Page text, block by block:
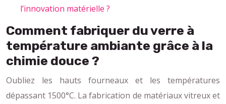
l’innovation matérielle ?
Comment fabriquer du verre à
température ambiante grâce à la
chimie douce ?
Oubliez les hauts fourneaux et les températures
dépassant 1500°C. La fabrication de matériaux vitreux et